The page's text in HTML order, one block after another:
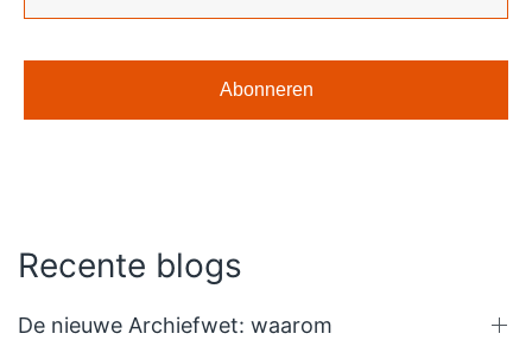
Recente blogs
De nieuwe Archiefwet: waarom